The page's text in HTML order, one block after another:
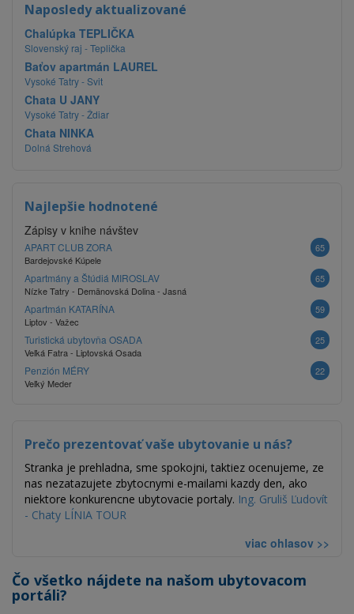
Naposledy aktualizované
Chalúpka TEPLIČKA
Slovenský raj - Teplička
Baťov apartmán LAUREL
Vysoké Tatry - Svit
Chata U JANY
Vysoké Tatry - Ždiar
Chata NINKA
Dolná Strehová
Najlepšie hodnotené
Zápisy v knihe návštev
APART CLUB ZORA
65
Bardejovské Kúpele
Apartmány a Štúdiá MIROSLAV
65
Nízke Tatry - Demänovská Dolina - Jasná
Apartmán KATARÍNA
59
Liptov - Važec
Turistická ubytovňa OSADA
25
Veľká Fatra - Liptovská Osada
Penzión MÉRY
22
Veľký Meder
Prečo prezentovať vaše ubytovanie u nás?
Stranka je prehladna, sme spokojni, taktiez ocenujeme, ze
nas nezatazujete zbytocnymi e-mailami kazdy den, ako
niektore konkurencne ubytovacie portaly. Ing. Gruliš Ľudovít
- Chaty LÍNIA TOUR
viac ohlasov >>
Čo všetko nájdete na našom ubytovacom
portáli?